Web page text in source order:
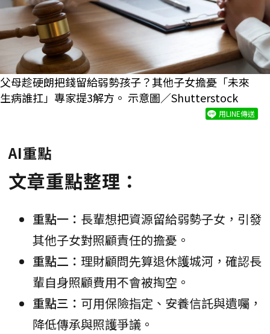
父母趁硬朗把錢留給弱勢孩子？其他子女擔憂「未來
生病誰扛」專家提3解方。 示意圖／Shutterstock
用LINE傳送
AI重點
文章重點整理：
重點一： 長輩想把資源留給弱勢子女，引發
其他子女對照顧責任的擔憂。
重點二： 理財顧問先算退休護城河，確認長
輩自身照顧費用不會被掏空。
重點三： 可用保險指定、安養信託與遺囑，
降低傳承與照護爭議。